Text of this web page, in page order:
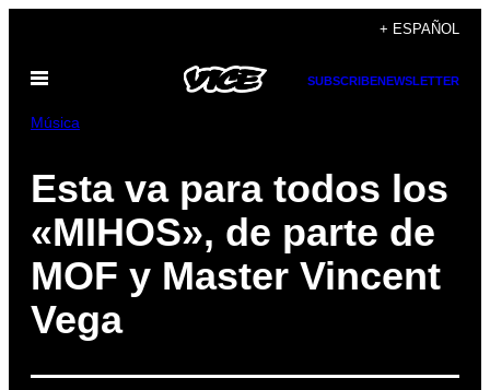
contenido
+ ESPAÑOL
Abrir
SUBSCRIBENEWSLETTER
Música
Esta va para todos los
«MIHOS», de parte de
MOF y Master Vincent
Vega